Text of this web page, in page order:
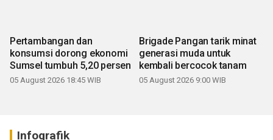
Pertambangan dan
konsumsi dorong ekonomi
Sumsel tumbuh 5,20 persen
05 August 2026 18:45 WIB
Brigade Pangan tarik minat
generasi muda untuk
kembali bercocok tanam
05 August 2026 9:00 WIB
Infografik